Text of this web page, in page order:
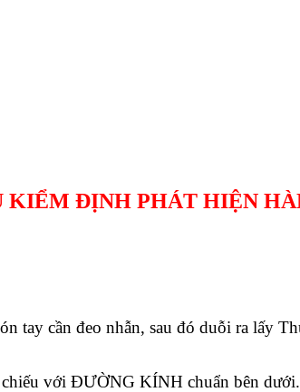
KIỂM ĐỊNH PHÁT HIỆN
tay cần đeo nhẫn, sau đó duỗi ra lấy
chiếu với ĐƯỜNG KÍNH chuẩn bên dưới.